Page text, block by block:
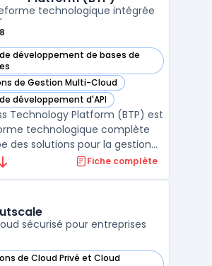
technologique intégrée
développement de bases de
Technology Platform (BTP) dans cette
de Gestion Multi-Cloud
Technology Platform (BTP) dans cette
développement d'API
Technology Platform (BTP) dans cette
Technology Platform (BTP) est
technologique complète
des solutions pour la gestion
l'intégration des systèmes, le
de connecter leurs systèmes
...
Fiche complète
sécurisé pour entreprises
de Cloud Privé et Cloud